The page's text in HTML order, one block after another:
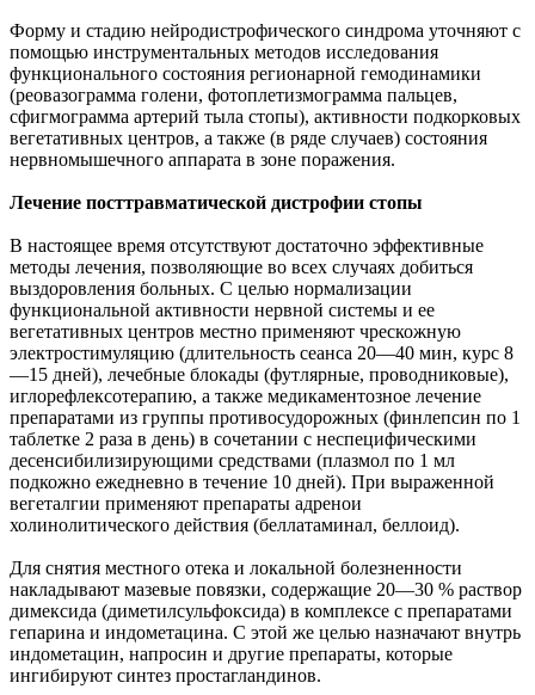
Форму и стадию нейродистрофического синдрома уточняют с
помощью инструментальных методов исследования
функционального состояния регионарной гемодинамики
(реовазограмма голени, фотоплетизмограмма пальцев,
сфигмограмма артерий тыла стопы), активности подкорковых
вегетативных центров, а также (в ряде случаев) состояния
нервномышечного аппарата в зоне поражения.
Лечение посттравматической дистрофии стопы
В настоящее время отсутствуют достаточно эффективные
методы лечения, позволяющие во всех случаях добиться
выздоровления больных. С целью нормализации
функциональной активности нервной системы и ее
вегетативных центров местно применяют чрескожную
электростимуляцию (длительность сеанса 20—40 мин, курс 8
—15 дней), лечебные блокады (футлярные, проводниковые),
иглорефлексотерапию, а также медикаментозное лечение
препаратами из группы противосудорожных (финлепсин по 1
таблетке 2 раза в день) в сочетании с неспецифическими
десенсибилизирующими средствами (плазмол по 1 мл
подкожно ежедневно в течение 10 дней). При выраженной
вегеталгии применяют препараты адренои
холинолитического действия (беллатаминал, беллоид).
Для снятия местного отека и локальной болезненности
накладывают мазевые повязки, содержащие 20—30 % раствор
димексида (диметилсульфоксида) в комплексе с препаратами
гепарина и индометацина. С этой же целью назначают внутрь
индометацин, напросин и другие препараты, которые
ингибируют синтез простагландинов.